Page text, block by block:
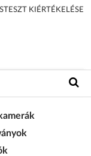
KIÉRTÉKELÉSE